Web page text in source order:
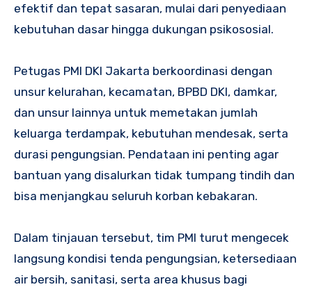
efektif dan tepat sasaran, mulai dari penyediaan
kebutuhan dasar hingga dukungan psikososial.
Petugas PMI DKI Jakarta berkoordinasi dengan
unsur kelurahan, kecamatan, BPBD DKI, damkar,
dan unsur lainnya untuk memetakan jumlah
keluarga terdampak, kebutuhan mendesak, serta
durasi pengungsian. Pendataan ini penting agar
bantuan yang disalurkan tidak tumpang tindih dan
bisa menjangkau seluruh korban kebakaran.
Dalam tinjauan tersebut, tim PMI turut mengecek
langsung kondisi tenda pengungsian, ketersediaan
air bersih, sanitasi, serta area khusus bagi